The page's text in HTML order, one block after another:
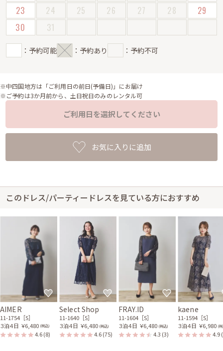
23
24 25 26 27 28
29
30
31
：予約可能 ：予約あり ：予約不可
※中四国地方は「ご利用日の前日(予備日)」にお届け
※ご予約は3か月前から、土日祝日のみのレンタル可
ご利用日を選択してください
お気に入りに追加
このドレス/パーティードレスを見ている方におすすめ
AIMER
11-1754［S］
３泊４日 ￥6,480 (税込)
4.6(8)
Select Shop
11-1640［S］
３泊４日 ￥6,480 (税込)
4.6(75)
FRAY.ID
11-1604［S］
３泊４日 ￥6,480 (税込)
4.3 (3)
kaene
11-1594［S］
３泊４日 ￥6,980 (
4.9